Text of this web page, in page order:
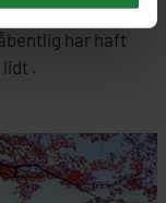
næste dag
har haft
.